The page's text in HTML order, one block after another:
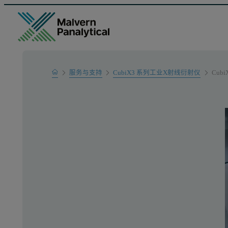
Home服务与支持
产品支持
CubiX3 系列工业X射线衍射仪